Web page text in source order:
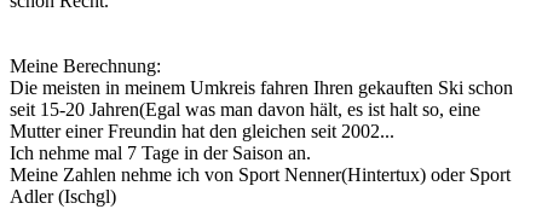
Meine Berechnung:
Die meisten in meinem Umkreis fahren Ihren gekauften Ski schon
seit 15-20 Jahren(Egal was man davon hält, es ist halt so, eine
Mutter einer Freundin hat den gleichen seit 2002...
Ich nehme mal 7 Tage in der Saison an.
Meine Zahlen nehme ich von Sport Nenner(Hintertux) oder Sport
Adler (Ischgl)